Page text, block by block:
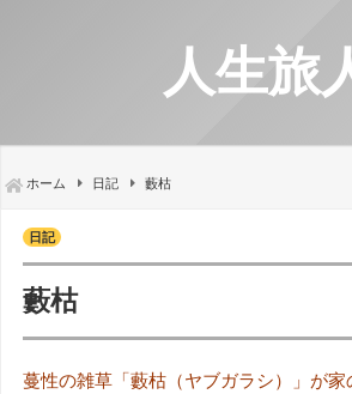
人生旅
ホーム 日記 藪枯
日記
藪枯
蔓性の雑草「藪枯（ヤブガラシ）」が家